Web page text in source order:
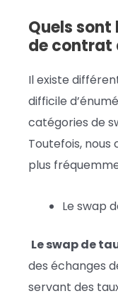
Quels
de contrat
Il existe
difficile
catégories de
Toutefois, nous
plus
Le swap
Le swap de
des échanges
servant des